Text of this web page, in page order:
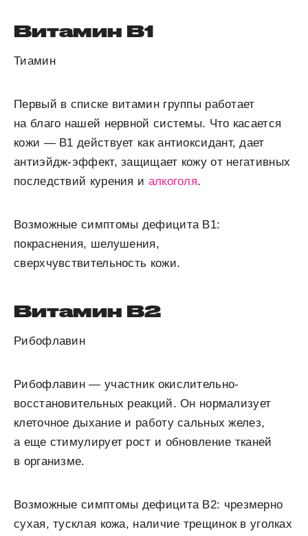
Витамин В1
Тиамин
Первый в списке витамин группы работает
на благо нашей нервной системы. Что касается
кожи — B1 действует как антиоксидант, дает
антиэйдж-эффект, защищает кожу от негативных
последствий курения и алкоголя.
Возможные симптомы дефицита В1:
покраснения, шелушения,
сверхчувствительность кожи.
Витамин В2
Рибофлавин
Рибофлавин — участник окислительно-
восстановительных реакций. Он нормализует
клеточное дыхание и работу сальных желез,
а еще стимулирует рост и обновление тканей
в организме.
Возможные симптомы дефицита В2: чрезмерно
сухая, тусклая кожа, наличие трещинок в уголках